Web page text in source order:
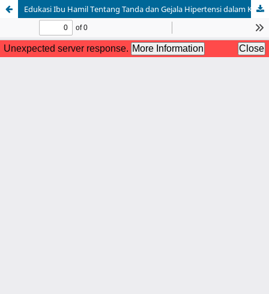
Edukasi Ibu Hamil Tentang Tanda dan Gejala Hipertensi dalam Kehamilan di Posyandu Dahlia Desa Pulau Terap II